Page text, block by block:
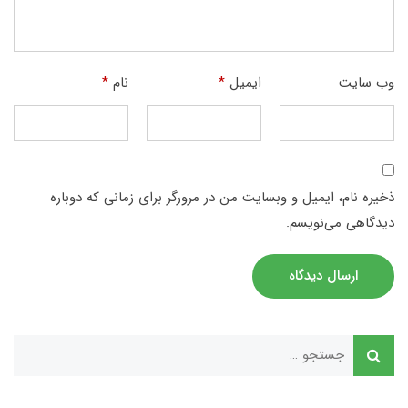
نام* ایمیل* وب‌ سایت
ذخیره نام، ایمیل و وبسایت من در مرورگر برای زمانی که دوباره
دیدگاهی می‌نویسم.
ارسال دیدگاه